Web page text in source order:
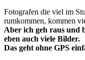
Fotografen die viel im
rumkommen, kommen
Aber ich geh raus und
eben auch viele Bilder.
Das geht ohne GPS